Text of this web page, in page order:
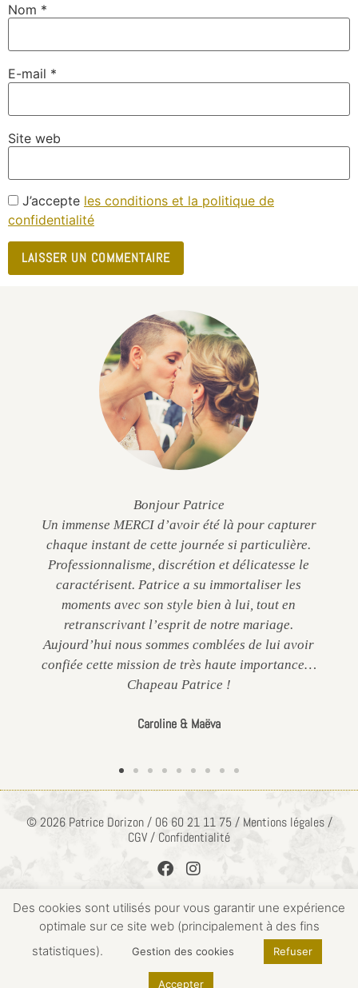
Nom *
E-mail *
Site web
J’accepte les conditions et la politique de
confidentialité
Bonjour Patrice
Un immense MERCI d’avoir été là pour capturer
chaque instant de cette journée si particulière.
Professionnalisme, discrétion et délicatesse le
caractérisent. Patrice a su immortaliser les
moments avec son style bien à lui, tout en
retranscrivant l’esprit de notre mariage.
Aujourd’hui nous sommes comblées de lui avoir
confiée cette mission de très haute importance…
Chapeau Patrice !
Caroline & Maëva
© 2026 Patrice Dorizon / 06 60 21 11 75 / Mentions légales /
CGV / Confidentialité
ACCÈS PRIVÉ
Des cookies sont utilisés pour vous garantir une expérience
optimale sur ce site web (principalement à des fins
statistiques).
Gestion des cookies Refuser
Accepter